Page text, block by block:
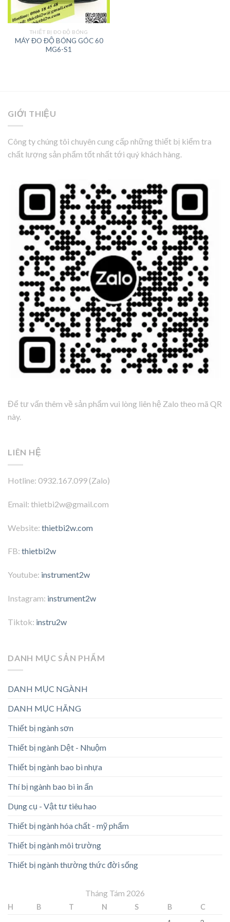
THIẾT BỊ ĐO ĐỘ BÓNG
MÁY ĐO ĐỘ BÓNG GÓC 60
MG6-S1
GIỚI THIỆU
Công ty chúng tôi chuyên cung cấp những thiết bị kiểm tra
chất lượng sản phẩm tốt nhất tới quý khách hàng.
Để tư vấn thêm về sản phẩm vui lòng liên hệ Zalo theo mã QR
này.
LIÊN HỆ
Hotline: 0932.167.099 (Zalo)
Email: thietbi2w@gmail.com
Website: thietbi2w.com
FB: thietbi2w
Youtube: instrument2w
Instagram: instrument2w
Tiktok: instru2w
DANH MỤC SẢN PHẨM
DANH MỤC NGÀNH
DANH MỤC HÃNG
Thiết bị ngành sơn
Thiết bị ngành Dệt - Nhuộm
Thiết bị ngành bao bì nhựa
Thí bị ngành bao bì in ấn
Dụng cụ - Vật tư tiêu hao
Thiết bị ngành hóa chất - mỹ phẩm
Thiết bị ngành môi trường
Thiết bị ngành thường thức đời sống
Tháng Tám 2026
H B T N S B
C